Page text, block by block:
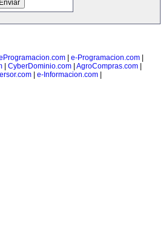
e-Programacion.com
| CyberDominio.com| AgroCompras.com|
e-Informacion.com